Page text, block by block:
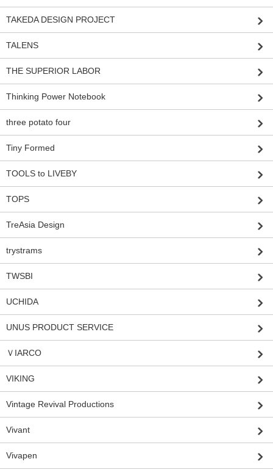
TAKEDA DESIGN PROJECT
TALENS
THE SUPERIOR LABOR
Thinking Power Notebook
three potato four
Tiny Formed
TOOLS to LIVEBY
TOPS
TreAsia Design
trystrams
TWSBI
UCHIDA
UNUS PRODUCT SERVICE
ＶIARCO
VIKING
Vintage Revival Productions
Vivant
Vivapen